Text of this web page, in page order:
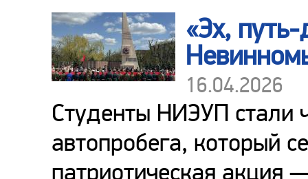
«Эх,
16.04.2026
Студенты НИЭУП стали
автопробега, который
патриотическая акция